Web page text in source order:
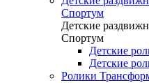
Спортум
Детские
Спортум
Детские
Детские
Ролики